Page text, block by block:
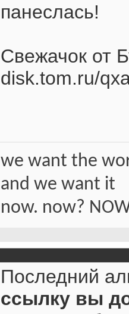
панеслась!
Свежачок от
disk.tom.ru/
we want the
and we want it
now. now?
Последний
ссылку вы